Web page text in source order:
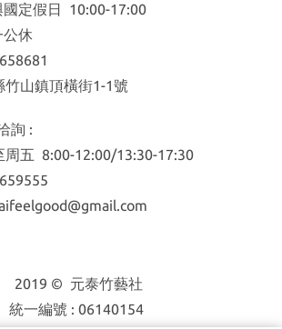
假日 10:00-17:00
休
竹山鎮頂橫街1-1號
詢 :
周五 8:00-12:00/13:30-17:30
2019 © 元泰竹藝社
統一編號 : 06140154